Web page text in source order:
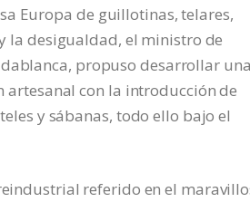
Europa de guillotinas, telares,
la desigualdad, el ministro de
propuso desarrollar una
con la introducción de
y sábanas, todo ello bajo el
referido en el